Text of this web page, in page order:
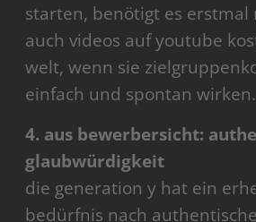
starten, benötigt es erstmal
auch videos auf youtube
welt, wenn sie
einfach und spontan wirken.
4. aus bewerbersicht:
glaubwürdigkeit
die generation y hat ein
bedürfnis nach